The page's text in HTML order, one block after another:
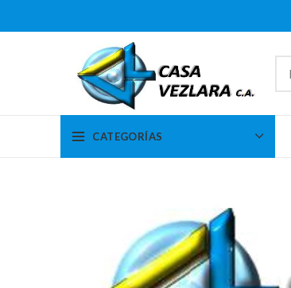
CATEGORÍAS